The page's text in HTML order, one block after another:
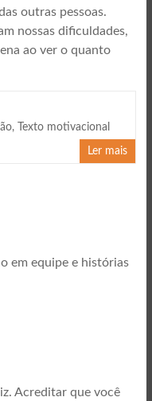
outras pessoas.
nossas dificuldades,
ao ver o quanto
, Texto motivacional
Ler mais
em equipe e histórias
Acreditar que você